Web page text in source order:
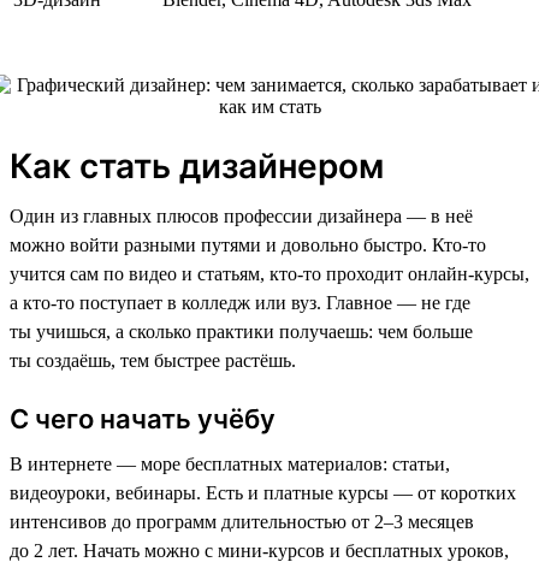
Как стать дизайнером
Один из главных плюсов профессии дизайнера — в неё
можно войти разными путями и довольно быстро. Кто-то
учится сам по видео и статьям, кто-то проходит онлайн-курсы,
а кто-то поступает в колледж или вуз. Главное — не где
ты учишься, а сколько практики получаешь: чем больше
ты создаёшь, тем быстрее растёшь.
С чего начать учёбу
В интернете — море бесплатных материалов: статьи,
видеоуроки, вебинары. Есть и платные курсы — от коротких
интенсивов до программ длительностью от 2–3 месяцев
до 2 лет. Начать можно с мини-курсов и бесплатных уроков,